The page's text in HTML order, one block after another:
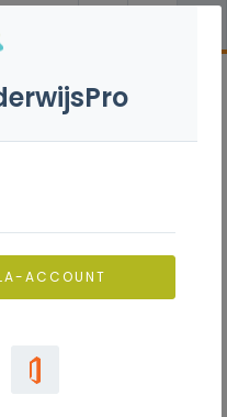
ACCOUNT